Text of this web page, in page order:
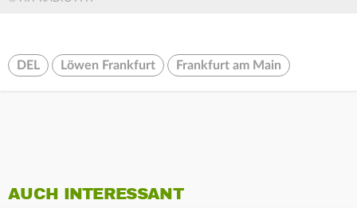
DEL Löwen Frankfurt Frankfurt am Main
AUCH INTERESSANT